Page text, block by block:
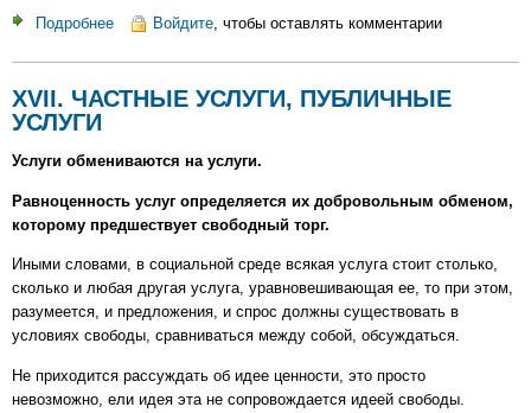
Подробнее Войдите, чтобы оставлять комментарии
XVII. ЧАСТНЫЕ УСЛУГИ, ПУБЛИЧНЫЕ
УСЛУГИ
Услуги обмениваются на услуги.
Равноценность услуг определяется их добровольным обменом,
которому предшествует свободный торг.
Иными словами, в социальной среде всякая услуга стоит столько,
сколько и любая другая услуга, уравновешивающая ее, то при этом,
разумеется, и предложения, и спрос должны существовать в
условиях свободы, сравниваться между собой, обсуждаться.
Не приходится рассуждать об идее ценности, это просто
невозможно, ели идея эта не сопровождается идеей свободы.